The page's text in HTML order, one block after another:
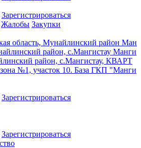
Зарегистрироваться
Жалобы Закупки
область, Мунайлинский район Ман
район, с.Мангистау Манги
район, с.Мангистау, КВАРТ
№1, участок 10. База ГКП "Манги
Зарегистрироваться
Зарегистрироваться